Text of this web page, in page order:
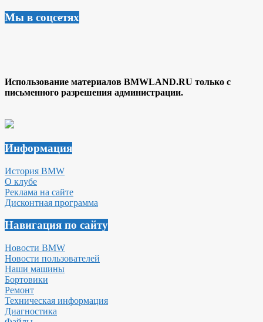
Мы в соцсетях
Использование материалов BMWLAND.RU только с
письменного разрешения администрации.
Информация
История BMW
О клубе
Реклама на сайте
Дисконтная программа
Навигация по сайту
Новости BMW
Новости пользователей
Наши машины
Бортовики
Ремонт
Техническая информация
Диагностика